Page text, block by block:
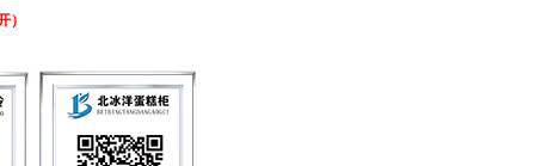
）